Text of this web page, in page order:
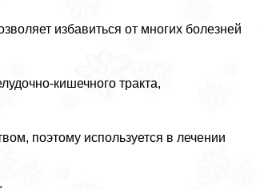
избавиться от многих болезней
кишечного тpaкта,
поэтому используется в лечении